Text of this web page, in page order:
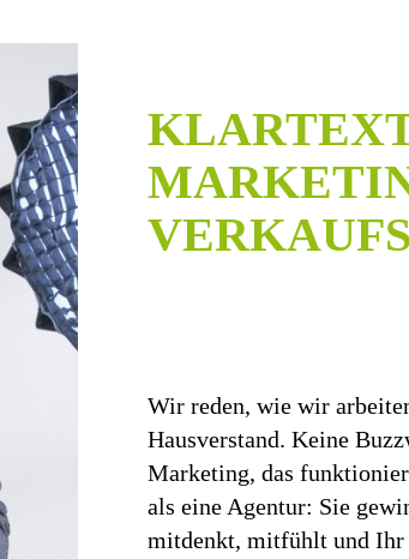
Wir reden, wie wir
Hausverstand. Keine
Marketing, das
als eine Agentur: Sie
mitdenkt, mitfühlt und